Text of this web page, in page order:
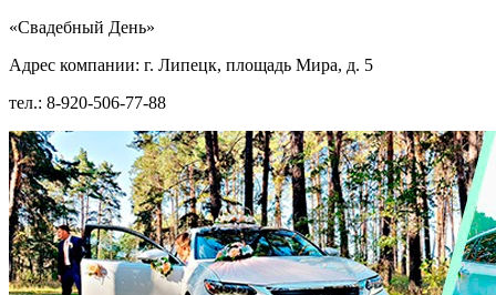
«Свадебный День»
Адрес компании: г. Липецк, площадь Мира, д. 5
тел.: 8-920-506-77-88